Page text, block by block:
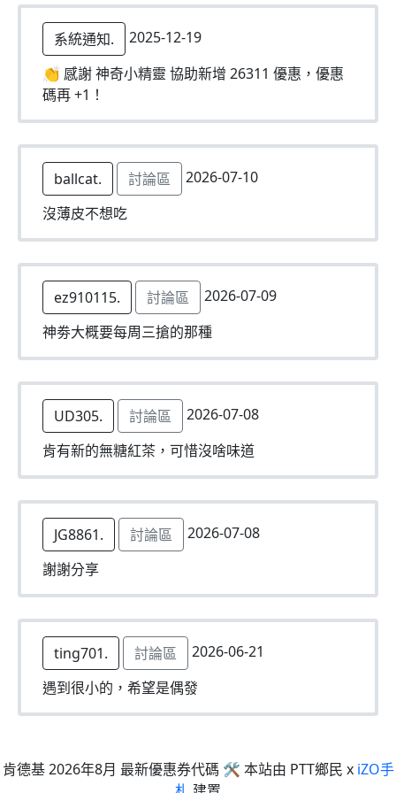
系統通知.
2025-12-19
👏 感謝 神奇小精靈 協助新增 26311 優惠，優惠
碼再 +1！
ballcat. 討論區
2026-07-10
沒薄皮不想吃
ez910115. 討論區
2026-07-09
神劵大概要每周三搶的那種
UD305. 討論區
2026-07-08
肯有新的無糖紅茶，可惜沒啥味道
JG8861. 討論區
2026-07-08
謝謝分享
ting701. 討論區
2026-06-21
遇到很小的，希望是偶發
肯德基 2026年8月 最新優惠券代碼 🛠 本站由 PTT鄉民 x iZO手